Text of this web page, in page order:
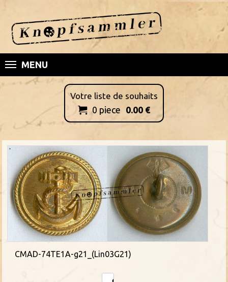
MENU
Votre liste de souhaits
 0 piece 0.00 €
CMAD-74TE1A-g21_(Lin03G21)